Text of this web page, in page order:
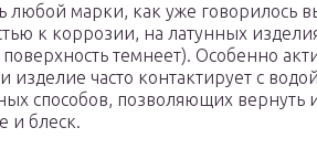
любой марки, как уже говорилось
к коррозии, на латунных
темнеет). Особенно
изделие часто контактирует с
способов, позволяющих вернуть
и блеск.